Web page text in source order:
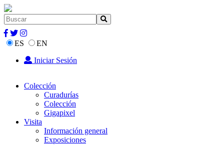
ES
EN
Iniciar Sesión
Colección
Curadurías
Colección
Gigapixel
Visita
Información general
Exposiciones